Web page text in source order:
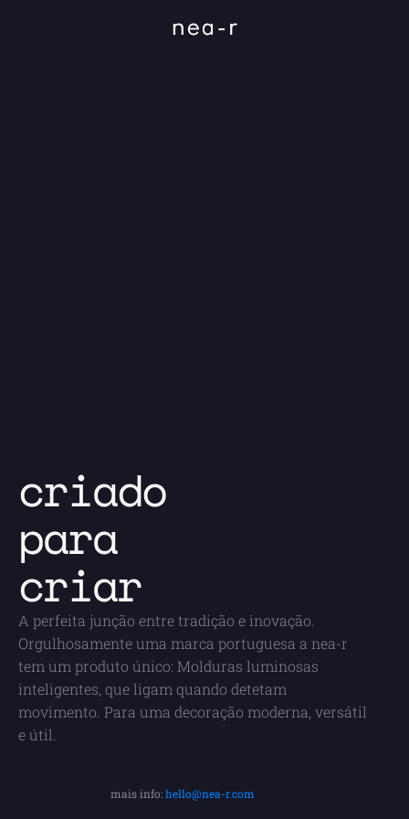
mais info: hello@nea-r.com
criado
para
criar
A perfeita junção entre tradição e inovação.
Orgulhosamente uma marca portuguesa a nea-r
tem um produto único: Molduras luminosas
inteligentes, que ligam quando detetam
movimento. Para uma decoração moderna, versátil
e útil.